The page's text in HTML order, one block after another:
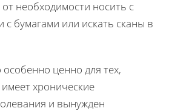
необходимости носить с
с бумагами или искать сканы в
особенно ценно для тех,
имеет хронические
и вынужден